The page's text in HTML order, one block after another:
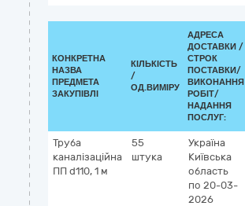
КОНКРЕТНА
НАЗВА
ПРЕДМЕТА
ЗАКУПІВЛІ
КІЛЬКІСТЬ
/
ОД.ВИМІРУ
АДРЕСА
ДОСТАВКИ /
СТРОК
ПОСТАВКИ/
ВИКОНАННЯ
РОБІТ/
НАДАННЯ
ПОСЛУГ:
Труба
каналізаційна
ПП d110, 1 м
55
штука
Україна
Київська
область
по 20-03-
2026